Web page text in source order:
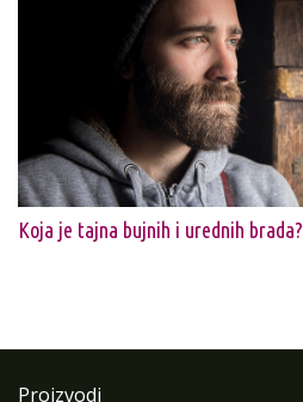
Koja je tajna bujnih i urednih brada?
Proizvodi